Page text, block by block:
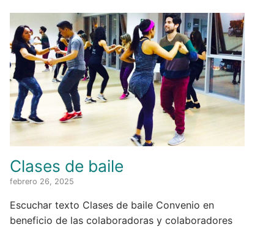
Clases de baile
febrero 26, 2025
Escuchar texto Clases de baile Convenio en
beneficio de las colaboradoras y colaboradores